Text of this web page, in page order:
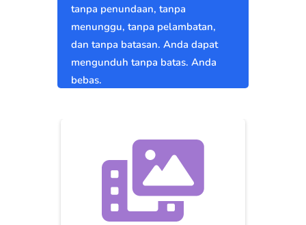
tanpa penundaan, tanpa
menunggu, tanpa pelambatan,
dan tanpa batasan. Anda dapat
mengunduh tanpa batas. Anda
bebas.